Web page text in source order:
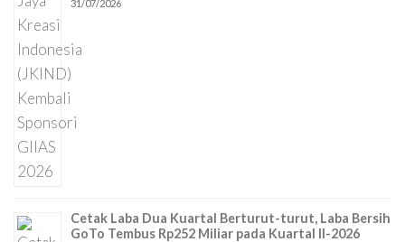
31/07/2026
Cetak Laba Dua Kuartal Berturut-turut, Laba Bersih
GoTo Tembus Rp252 Miliar pada Kuartal II-2026